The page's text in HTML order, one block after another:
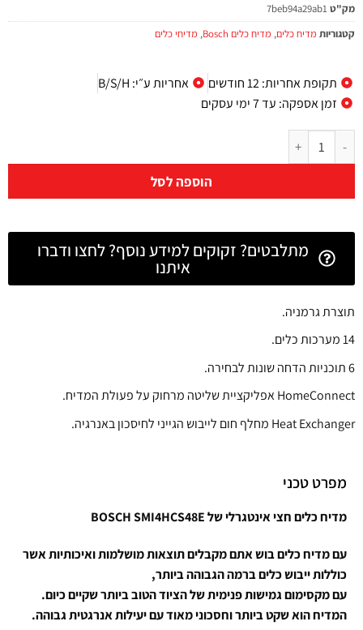
מק"ט 7beb94a29ab1
קטגוריות מדיח כלים, מדיח כלים Bosch , מדיחי כלים
תקופת אחריות: 12 חודשים
אחריות ע״י: B/S/H
זמן אספקה: עד 7 ימי עסקים
הוספה לסל
מתלבטים? זקוקים למידע נוסף? לחצו ודברו
איתנו
תוצרת גרמניה.
14 מערכות כלים.
6 תוכניות הדחה שונות לבחירה.
HomeConnect אפליקציית שליטה מרחוק על פעולת המדיח.
Heat Exchanger מחלף חום לייבוש הגייני לחיסכון באנרגיה.
מפרט טכני
מדיח כלים חצי אינטגרלי של BOSCH SMI4HCS48E
עם מדיח כלים בוש אתם מקבלים תוצאות מושלמות ואיכותיות אשר
כוללות ייבוש כלים ברמה הגבוהה ביותר,
עם מקסימום גמישות פנימית של הציוד הטוב ביותר שקיים כיום.
המדיח הוא שקט ביותר וחסכוני מאוד עם יעילות אנרגטית גבוהה.